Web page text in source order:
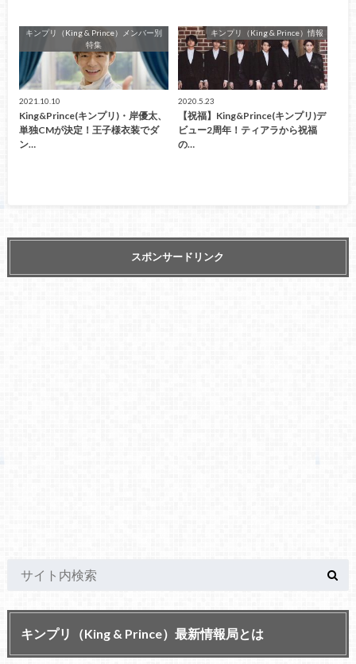
キンプリ（King & Prince）メンバー別
特集
2021.10.10
King&Prince(キンプリ)・岸優太、
単独CMが決定！王子様衣装でダ
ン…
キンプリ（King & Prince）情報
2020.5.23
【祝福】King&Prince(キンプリ)デ
ビュー2周年！ティアラから祝福
の…
スポンサードリンク
キンプリ（King & Prince）最新情報局とは